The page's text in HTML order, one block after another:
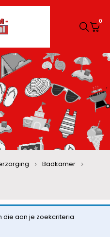
0
Badkamer
aan je zoekcriteria